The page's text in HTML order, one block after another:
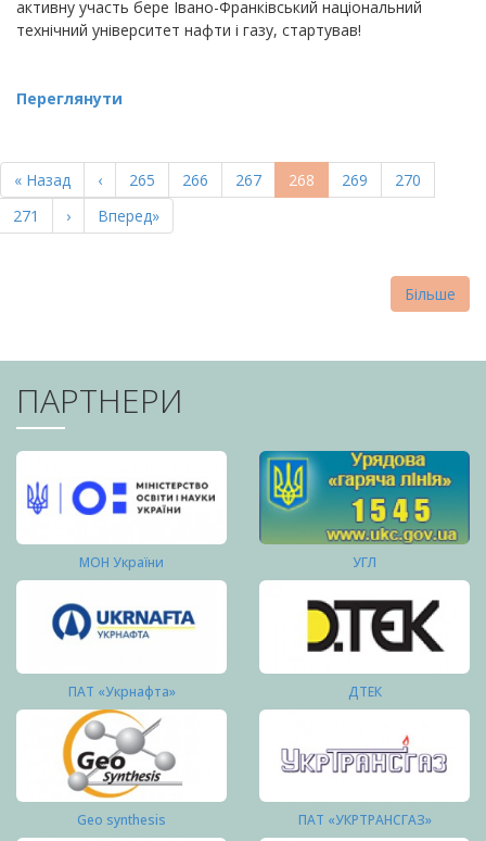
активну участь бере Івано-Франківський національний
технічний університет нафти і газу, стартував!
Переглянути
НА
СТОРІНКИ
Перша
сторінка
« Назад
Попередня
сторінка
‹ Page
265 Page
266 Page
267
Поточна
сторінка
268 Page
269 Page
270
Page
271
Наступна
сторінка
›
Остання
сторінка
Вперед»
Більше
ПАРТНЕРИ
МОН України УГЛ
ПАТ «Укрнафта» ДТЕК
Geo synthesis ПАТ «УКРТРАНСГАЗ»